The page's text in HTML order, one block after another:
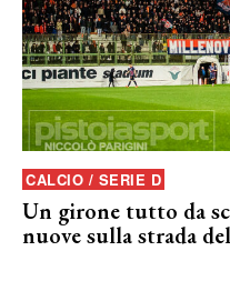
CALCIO / SERIE D
Un girone tutto da
nuove sulla strada